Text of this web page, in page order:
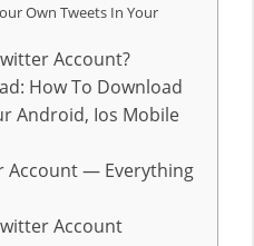
Own Tweets In Your
Account?
How To Download
Android, Ios Mobile
Account — Everything
Account